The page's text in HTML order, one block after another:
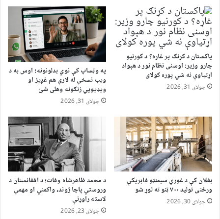
پاکستان د کړنګ پر غاړه؟ د کورنیو
چارو وزیر: اوسنی نظام نور د هېواد
اړتیاوې نه شي پوره کولای
جولای 31, 2026
په وټساپ کې نوي بدلونونه؛ اوس به د
ویب نسخې له لارې هم غږیز او
ویډیويي زنګونه وهلی شئ
جولای 31, 2026
بغلان کې د غوري سیمنټو فابریکې
ورځنی تولید ۷۰۰ ټنو ته لوړ شو
جولای 30, 2026
د محمد ظاهرشاه وفات؛ د افغانستان د
وروستي پاچا ژوند، واکمني او مهمې
لاسته راوړنې
جولای 23, 2026